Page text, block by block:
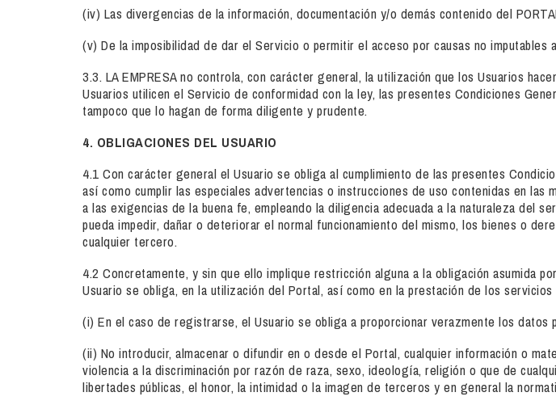
(iv) Las divergencias de la información, documentación y/o demás contenido del
(v) De la imposibilidad de dar el Servicio o permitir el acceso por causas no
3.3. LA EMPRESA no controla, con carácter general, la utilización que los Usuarios
Usuarios utilicen el Servicio de conformidad con la ley, las presentes Condiciones
tampoco que lo hagan de forma diligente y prudente.
4. OBLIGACIONES DEL USUARIO
4.1 Con carácter general el Usuario se obliga al cumplimiento de las presentes
así como cumplir las especiales advertencias o instrucciones de uso contenidas en
a las exigencias de la buena fe, empleando la diligencia adecuada a la naturaleza
pueda impedir, dañar o deteriorar el normal funcionamiento del mismo, los bienes o
cualquier tercero.
4.2 Concretamente, y sin que ello implique restricción alguna a la obligación asumida
Usuario se obliga, en la utilización del Portal, así como en la prestación de los servicios
(i) En el caso de registrarse, el Usuario se obliga a proporcionar verazmente los datos
(ii) No introducir, almacenar o difundir en o desde el Portal, cualquier información o
violencia a la discriminación por razón de raza, sexo, ideología, religión o que de
libertades públicas, el honor, la intimidad o la imagen de terceros y en general la